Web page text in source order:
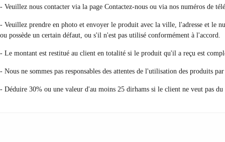
- Veuillez nous contacter via la page Contactez-nous ou via nos numéros de
- Veuillez prendre en photo et envoyer le produit avec la ville, l'adresse et le
ou possède un certain défaut, ou s'il n'est pas utilisé conformément à l'accord.
- Le montant est restitué au client en totalité si le produit qu'il a reçu est
- Nous ne sommes pas responsables des attentes de l'utilisation des produits
- Déduire 30% ou une valeur d'au moins 25 dirhams si le client ne veut pas